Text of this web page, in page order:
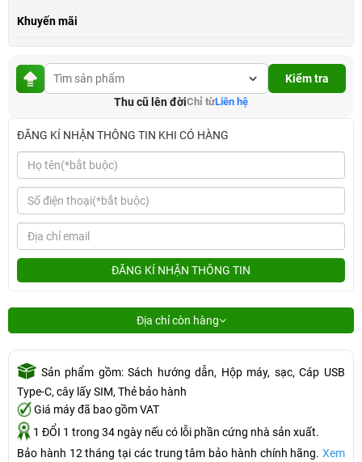
Khuyến mãi
Kiểm tra
Thu cũ lên đờiChỉ từLiên hệ
ĐĂNG KÍ NHẬN THÔNG TIN KHI CÓ HÀNG
ĐĂNG KÍ NHẬN THÔNG TIN
Địa chỉ còn hàng
Sản phẩm gồm: Sách hướng dẫn, Hộp máy, sạc, Cáp USB
Type-C, cây lấy SIM, Thẻ bảo hành
Giá máy đã bao gồm VAT
1 ĐỔI 1 trong 34 ngày nếu có lỗi phần cứng nhà sản xuất.
Bảo hành 12 tháng tại các trung tâm bảo hành chính hãng. Xem